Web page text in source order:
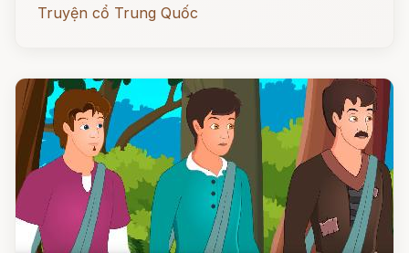
Truyện cổ Trung Quốc